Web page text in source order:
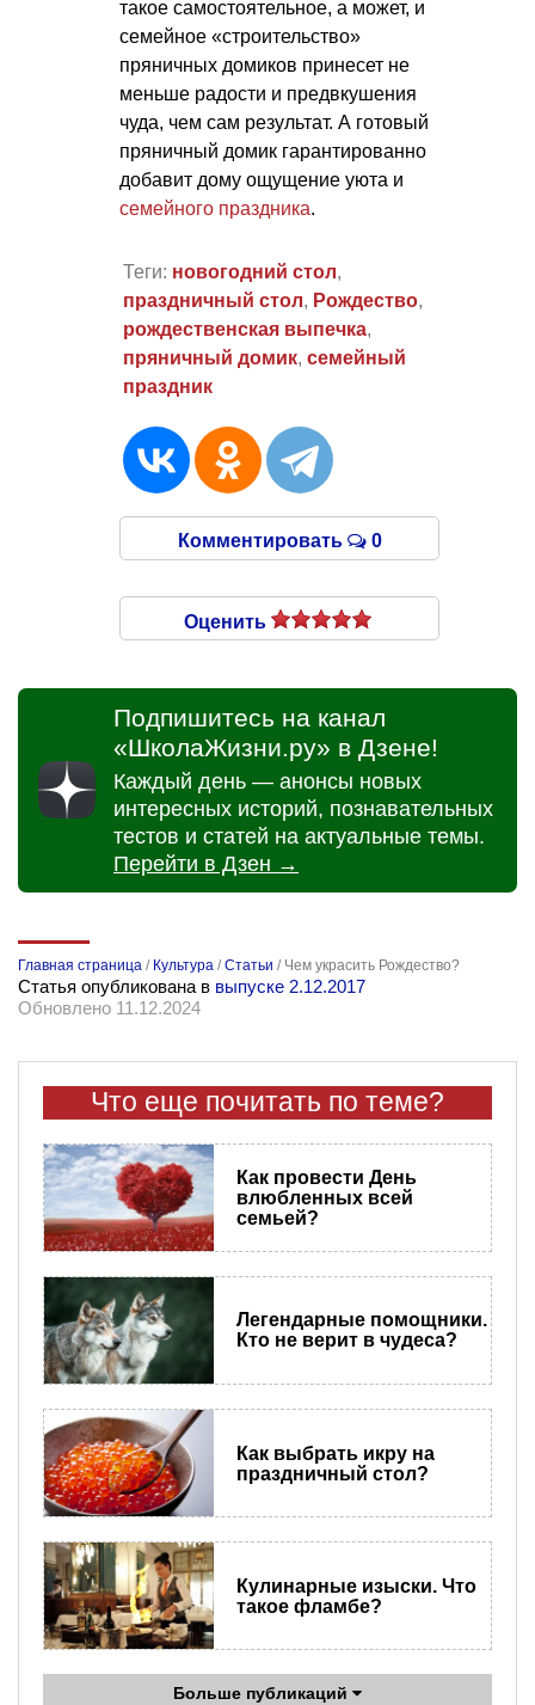
такое самостоятельное, а может, и
семейное «строительство»
пряничных домиков принесет не
меньше радости и предвкушения
чуда, чем сам результат. А готовый
пряничный домик гарантированно
добавит дому ощущение уюта и
семейного праздника.
Теги: новогодний стол,
праздничный стол, Рождество,
рождественская выпечка,
пряничный домик, семейный
праздник
Комментировать 0
Оценить
Подпишитесь на канал
«ШколаЖизни.ру» в Дзене!
Каждый день — анонсы новых
интересных историй, познавательных
тестов и статей на актуальные темы.
Перейти в Дзен →
Главная страница / Культура /Статьи / Чем украсить Рождество?
Статья опубликована в выпуске 2.12.2017
Обновлено 11.12.2024
Что еще почитать по теме?
Как провести День
влюбленных всей
семьей?
Легендарные помощники.
Кто не верит в чудеса?
Как выбрать икру на
праздничный стол?
Кулинарные изыски. Что
такое фламбе?
Больше публикаций